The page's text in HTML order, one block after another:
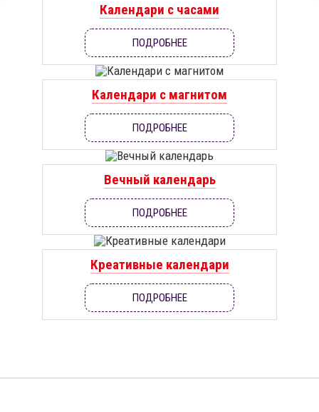
Календари с часами
ПОДРОБНЕЕ
Календари с магнитом
ПОДРОБНЕЕ
Вечный календарь
ПОДРОБНЕЕ
Креативные календари
ПОДРОБНЕЕ